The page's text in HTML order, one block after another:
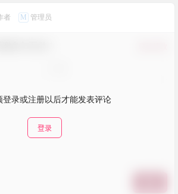
者 M 管理员
登录或注册以后才能发表评论
登录